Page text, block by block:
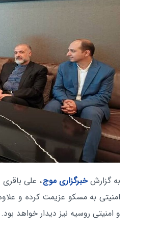
به گزارشخبرگزاری موج، علی
امنیتی به مسکو عزیمت کرده و
و امنیتی روسیه نیز دیدار خواهد بود.